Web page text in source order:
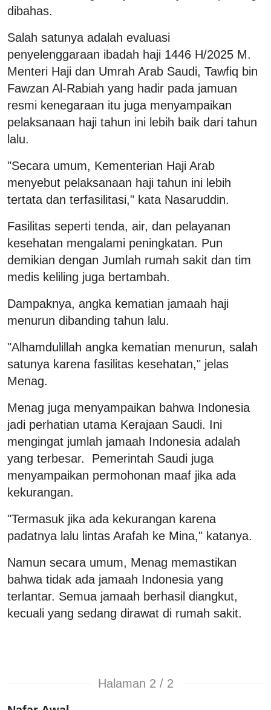
dibahas.
Salah satunya adalah evaluasi
penyelenggaraan ibadah haji 1446 H/2025 M.
Menteri Haji dan Umrah Arab Saudi, Tawfiq bin
Fawzan Al-Rabiah yang hadir pada jamuan
resmi kenegaraan itu juga menyampaikan
pelaksanaan haji tahun ini lebih baik dari tahun
lalu.
"Secara umum, Kementerian Haji Arab
menyebut pelaksanaan haji tahun ini lebih
tertata dan terfasilitasi," kata Nasaruddin.
Fasilitas seperti tenda, air, dan pelayanan
kesehatan mengalami peningkatan. Pun
demikian dengan Jumlah rumah sakit dan tim
medis keliling juga bertambah.
Dampaknya, angka kematian jamaah haji
menurun dibanding tahun lalu.
"Alhamdulillah angka kematian menurun, salah
satunya karena fasilitas kesehatan," jelas
Menag.
Menag juga menyampaikan bahwa Indonesia
jadi perhatian utama Kerajaan Saudi. Ini
mengingat jumlah jamaah Indonesia adalah
yang terbesar. Pemerintah Saudi juga
menyampaikan permohonan maaf jika ada
kekurangan.
"Termasuk jika ada kekurangan karena
padatnya lalu lintas Arafah ke Mina," katanya.
Namun secara umum, Menag memastikan
bahwa tidak ada jamaah Indonesia yang
terlantar. Semua jamaah berhasil diangkut,
kecuali yang sedang dirawat di rumah sakit.
Halaman 2 / 2